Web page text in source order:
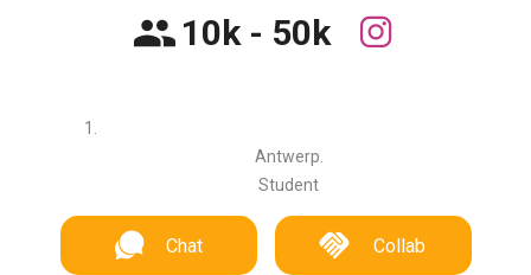
10k - 50k
Antwerp.
Student
Chat Collab